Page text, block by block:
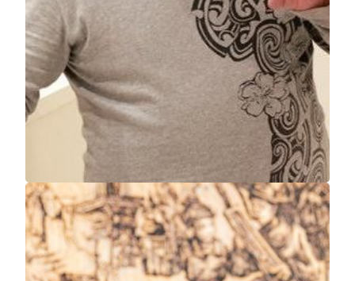
MGM COTAI
The first Lion Family
Hung Yi (フン・イー)